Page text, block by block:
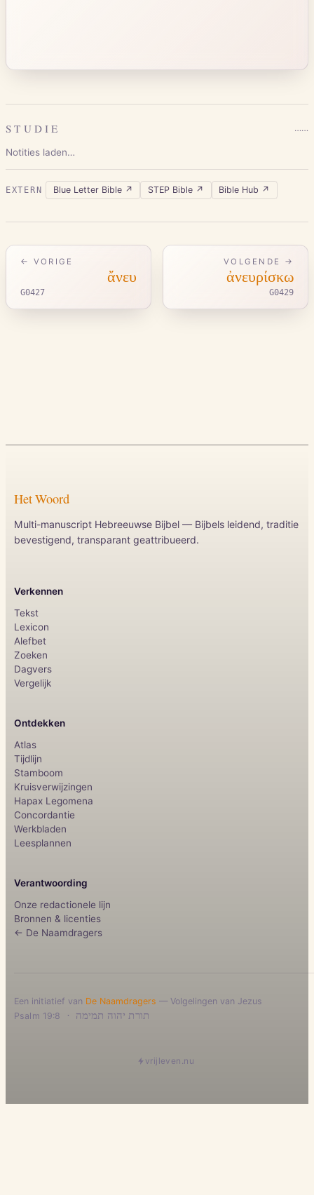
STUDIE ……
Notities laden…
EXTERN Blue Letter Bible↗ STEP Bible↗ Bible Hub ↗
← VORIGE
ἄνευ
G0427
VOLGENDE →
ἀνευρίσκω
G0429
Het Woord
Multi-manuscript Hebreeuwse Bijbel — Bijbels leidend, traditie
bevestigend, transparant geattribueerd.
Verkennen
Tekst
Lexicon
Alefbet
Zoeken
Dagvers
Vergelijk
Ontdekken
Atlas
Tijdlijn
Stamboom
Kruisverwijzingen
Hapax Legomena
Concordantie
Werkbladen
Leesplannen
Verantwoording
Onze redactionele lijn
Bronnen & licenties
← De Naamdragers
Een initiatief van De Naamdragers — Volgelingen van Jezus
תורת יהוה תמימה ·
Psalm 19:8
vrijleven.nu